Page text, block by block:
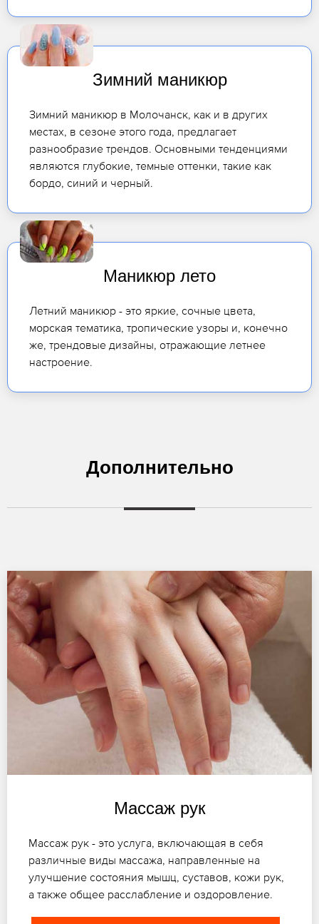
Зимний маникюр
Зимний маникюр в Молочанск, как и в других
местах, в сезоне этого года, предлагает
разнообразие трендов. Основными тенденциями
являются глубокие, темные оттенки, такие как
бордо, синий и черный.
Маникюр лето
Летний маникюр - это яркие, сочные цвета,
морская тематика, тропические узоры и, конечно
же, трендовые дизайны, отражающие летнее
настроение.
Дополнительно
Массаж рук
Массаж рук - это услуга, включающая в себя
различные виды массажа, направленные на
улучшение состояния мышц, суставов, кожи рук,
а также общее расслабление и оздоровление.